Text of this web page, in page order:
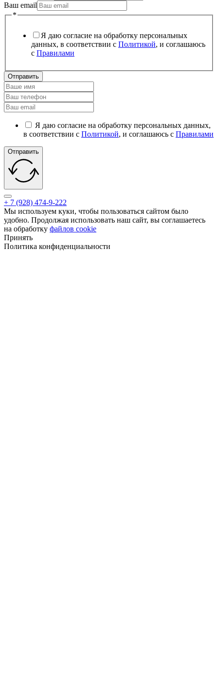
Ваш email
*
Я даю согласие на обработку персональных
данных, в соответствии с Политикой, и соглашаюсь
с Правилами
Отправить
Я даю согласие на обработку персональных данных,
в соответствии с Политикой, и соглашаюсь с Правилами
Отправить
+ 7 (928) 474-9-222
Мы используем куки, чтобы пользоваться сайтом было
удобно. Продолжая использовать наш сайт, вы соглашаетесь
на обработку файлов cookie
Принять
Политика конфиденциальности